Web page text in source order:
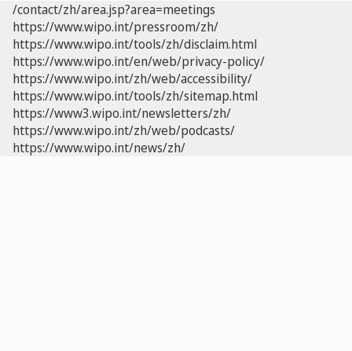
/contact/zh/area.jsp?area=meetings
https://www.wipo.int/pressroom/zh/
https://www.wipo.int/tools/zh/disclaim.html
https://www.wipo.int/en/web/privacy-policy/
https://www.wipo.int/zh/web/accessibility/
https://www.wipo.int/tools/zh/sitemap.html
https://www3.wipo.int/newsletters/zh/
https://www.wipo.int/zh/web/podcasts/
https://www.wipo.int/news/zh/